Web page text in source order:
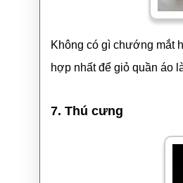
Không có gì chướng mắt
hợp nhất để giỏ quần áo
7. Thú cưng